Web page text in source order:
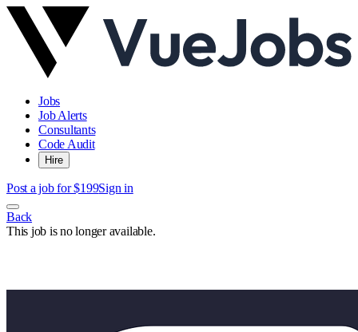
Jobs
Job Alerts
Consultants
Code Audit
Hire
Post a job for $199Sign in
Back
This job is no longer available.